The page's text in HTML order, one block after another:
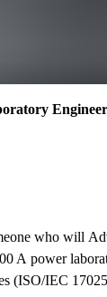
who will
A power
(ISO/IEC